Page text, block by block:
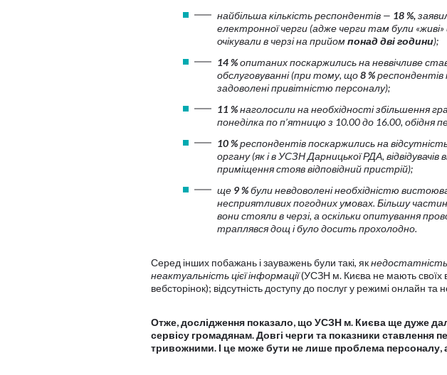
найбільша кількість респондентів — 18 %,
електронної черги(адже черги там були
очікували в черзі на прийомпонад дві години);
14 %опитаних поскаржились на неввічливе
обслуговуванні (при тому, що8 %респондентів
задоволені привітністю персоналу);
11 %наголосили на необхідностізбільшення
понеділка по п’ятницю з 10.00 до 16.00, обідня
10 %респондентів поскаржились на
органу (як і в УСЗН Дарницької РДА,
приміщення стояв відповідний пристрій);
ще 9 %були невдоволені необхідністю
несприятливих погодних умовах. Більшу
вони стояли в черзі, а оскільки опитування
траплявся дощ і було досить прохолодно.
Серед інших побажань і зауважень були такі, як
неактуальність цієї інформації(УСЗН м. Києва не мають своїх
вебсторінок); відсутність доступу до послуг у режимі онлайн
Отже, дослідження показало, що УСЗН м. Києва ще дуже
сервісу громадянам. Довгі черги та показники ставлення
тривожними. І це може бути не лише проблема персоналу,